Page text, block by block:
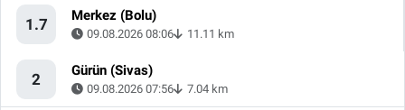
1.7 Merkez (Bolu)
09.08.2026 08:06 11.11 km
2 Gürün (Sivas)
09.08.2026 07:56 7.04 km